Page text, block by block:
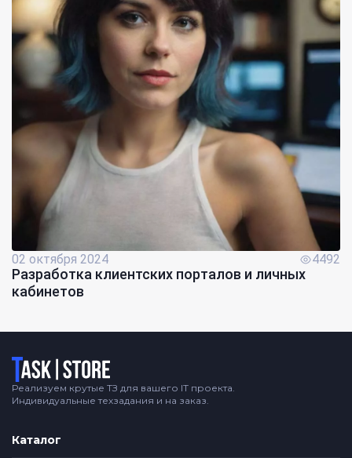
02 октября 2024 4492
Разработка клиентских порталов и личных
кабинетов
Логотип
Реализуем крутые ТЗ для вашего IT проекта.
Индивидуальные техзадания и на заказ.
Каталог